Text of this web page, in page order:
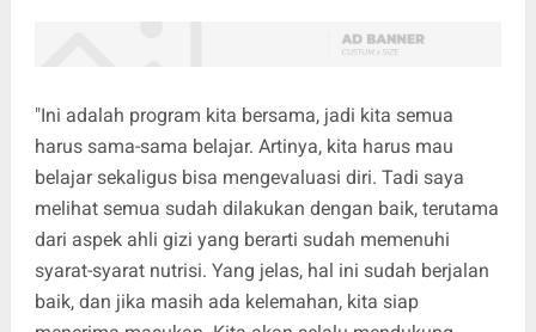
"Ini adalah program kita bersama, jadi kita semua
harus sama-sama belajar. Artinya, kita harus mau
belajar sekaligus bisa mengevaluasi diri. Tadi saya
melihat semua sudah dilakukan dengan baik, terutama
dari aspek ahli gizi yang berarti sudah memenuhi
syarat-syarat nutrisi. Yang jelas, hal ini sudah berjalan
baik, dan jika masih ada kelemahan, kita siap